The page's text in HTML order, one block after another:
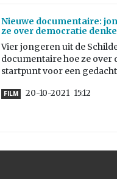
Nieuwe documentaire:
ze over democratie
Vier jongeren uit de
documentaire hoe ze over
startpunt voor een
FILM 20-10-2021 15:12